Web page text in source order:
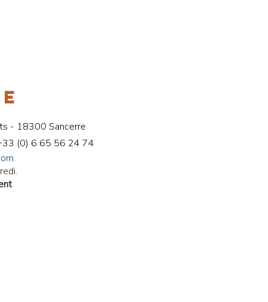
- 18300 Sancerre
(0) 6 65 56 24 74